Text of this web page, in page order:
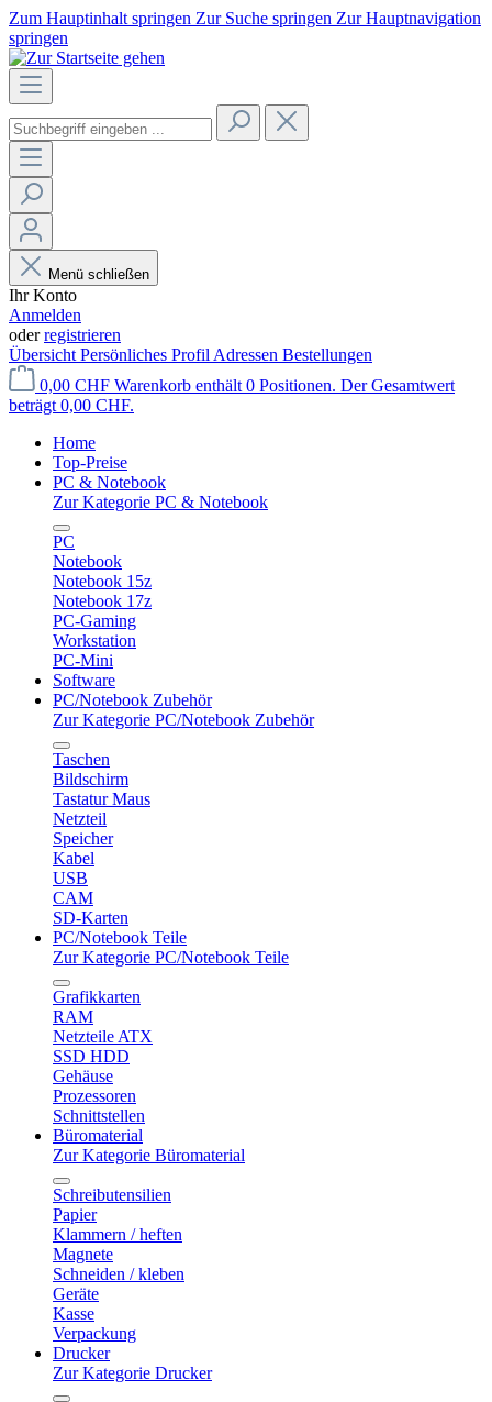
Zum Hauptinhalt springen Zur Suche springen Zur Hauptnavigation
springen
Menü schließen
Ihr Konto
Anmelden
oderregistrieren
Übersicht Persönliches Profil Adressen Bestellungen
0,00 CHF Warenkorb enthält 0 Positionen. Der Gesamtwert
beträgt 0,00 CHF.
Home
Top-Preise
PC & Notebook
Zur Kategorie PC & Notebook
PC
Notebook
Notebook 15z
Notebook 17z
PC-Gaming
Workstation
PC-Mini
Software
PC/Notebook Zubehör
Zur Kategorie PC/Notebook Zubehör
Taschen
Bildschirm
Tastatur Maus
Netzteil
Speicher
Kabel
USB
CAM
SD-Karten
PC/Notebook Teile
Zur Kategorie PC/Notebook Teile
Grafikkarten
RAM
Netzteile ATX
SSD HDD
Gehäuse
Prozessoren
Schnittstellen
Büromaterial
Zur Kategorie Büromaterial
Schreibutensilien
Papier
Klammern / heften
Magnete
Schneiden / kleben
Geräte
Kasse
Verpackung
Drucker
Zur Kategorie Drucker